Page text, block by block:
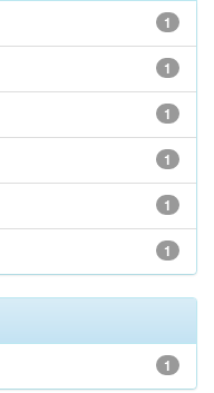
1
1
1
1
1
1
1